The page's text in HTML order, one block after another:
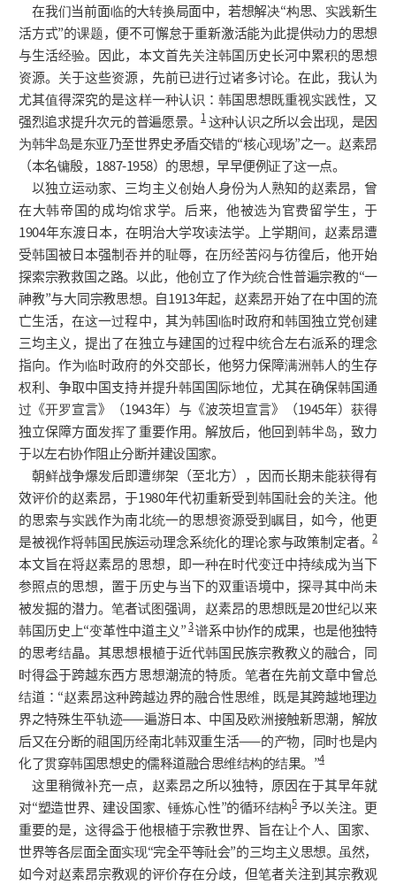
在我们当前面临的大转换局面中，若想解决“构思、实践新生
活方式”的课题，便不可懈怠于重新激活能为此提供动力的思想
与生活经验。因此，本文首先关注韩国历史长河中累积的思想
资源。关于这些资源，先前已进行过诸多讨论。在此，我认为
尤其值得深究的是这样一种认识：韩国思想既重视实践性，又
强烈追求提升次元的普遍愿景。1这种认识之所以会出现，是因
为韩半岛是东亚乃至世界史矛盾交错的“核心现场”之一。赵素昂
（本名镛殷，1887-1958）的思想，早早便例证了这一点。
以独立运动家、三均主义创始人身份为人熟知的赵素昂，曾
在大韩帝国的成均馆求学。后来，他被选为官费留学生，于
1904年东渡日本，在明治大学攻读法学。上学期间，赵素昂遭
受韩国被日本强制吞并的耻辱，在历经苦闷与彷徨后，他开始
探索宗教救国之路。以此，他创立了作为统合性普遍宗教的“一
神教”与大同宗教思想。自1913年起，赵素昂开始了在中国的流
亡生活，在这一过程中，其为韩国临时政府和韩国独立党创建
三均主义，提出了在独立与建国的过程中统合左右派系的理念
指向。作为临时政府的外交部长，他努力保障满洲韩人的生存
权利、争取中国支持并提升韩国国际地位，尤其在确保韩国通
过《开罗宣言》（1943年）与《波茨坦宣言》（1945年）获得
独立保障方面发挥了重要作用。解放后，他回到韩半岛，致力
于以左右协作阻止分断并建设国家。
朝鲜战争爆发后即遭绑架（至北方），因而长期未能获得有
效评价的赵素昂，于1980年代初重新受到韩国社会的关注。他
的思索与实践作为南北统一的思想资源受到瞩目，如今，他更
是被视作将韩国民族运动理念系统化的理论家与政策制定者。2
本文旨在将赵素昂的思想，即一种在时代变迁中持续成为当下
参照点的思想，置于历史与当下的双重语境中，探寻其中尚未
被发掘的潜力。笔者试图强调，赵素昂的思想既是20世纪以来
韩国历史上“变革性中道主义”3谱系中协作的成果，也是他独特
的思考结晶。其思想根植于近代韩国民族宗教教义的融合，同
时得益于跨越东西方思想潮流的特质。笔者在先前文章中曾总
结道：“赵素昂这种跨越边界的融合性思维，既是其跨越地理边
界之特殊生平轨迹——遍游日本、中国及欧洲接触新思潮，解放
后又在分断的祖国历经南北韩双重生活——的产物，同时也是内
化了贯穿韩国思想史的儒释道融合思维结构的结果。”4
这里稍微补充一点，赵素昂之所以独特，原因在于其早年就
对“塑造世界、建设国家、锤炼心性”的循环结构5予以关注。更
重要的是，这得益于他根植于宗教世界、旨在让个人、国家、
世界等各层面全面实现“完全平等社会”的三均主义思想。虽然，
如今对赵素昂宗教观的评价存在分歧，但笔者关注到其宗教观